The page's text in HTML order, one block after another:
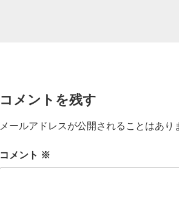
コメントを残す
メールアドレスが公開されることはあり
コメント ※